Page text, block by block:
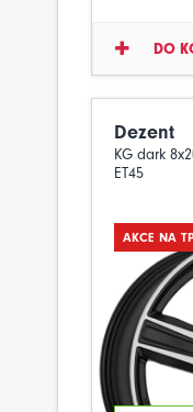
DO
Dezent
KG dark
ET45
AKCE NA